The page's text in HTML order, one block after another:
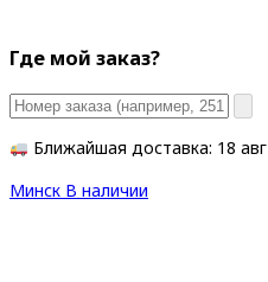
Где мой заказ?
Ближайшая доставка: 18 авг
Минск В наличии